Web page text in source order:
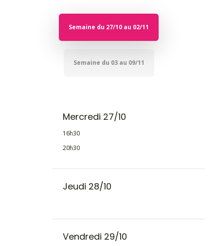
Semaine du 27/10 au 02/11
Semaine du 03 au 09/11
Mercredi 27/10
16h30
20h30
Jeudi 28/10
Vendredi 29/10